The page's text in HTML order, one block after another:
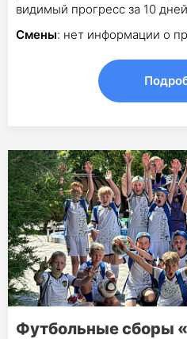
видимый прогресс за 10
Смены: нет информации о
Футбольные сборы